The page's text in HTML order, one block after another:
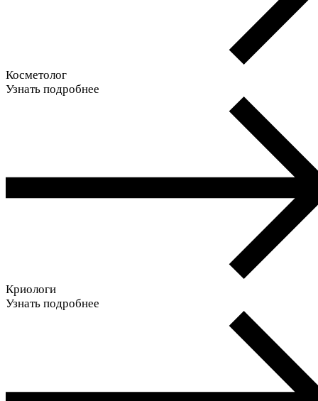
Косметолог
Узнать подробнее
Криологи
Узнать подробнее